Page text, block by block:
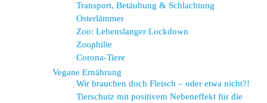
Transport, Betäubung & Schlachtung
Osterlämmer
Zoo: Lebenslanger Lockdown
Zoophilie
Corona-Tiere
Vegane Ernährung
Wir brauchen doch Fleisch – oder etwa nicht?!
Tierschutz mit positivem Nebeneffekt für die